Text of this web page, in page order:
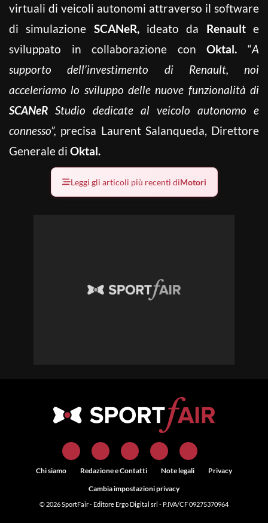
virtuali di veicoli autonomi attraverso il software
di simulazione SCANeR,ideato da Renaulte
sviluppato in collaborazione conOktal. “A
supporto dell’investimento di Renault, noi
acceleriamo lo sviluppo delle nuove funzionalità di
SCANeR Studio dedicate al veicolo autonomo e
connesso”, precisa Laurent Salanqueda, Direttore
Generale di Oktal.
Leggi gli articoli più recenti diMotori
Chi siamo Redazione e Contatti Note legali
Privacy
Cambia impostazioni privacy
© 2026SportFair- Editore Ergo Digital srl - P.IVA/CF 09275370964